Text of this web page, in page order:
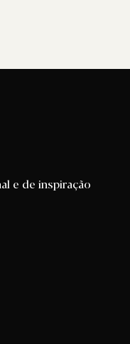
e de inspiração